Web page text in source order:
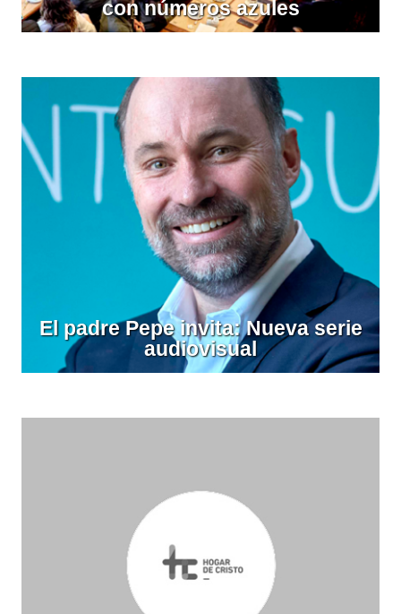
con números azules
El padre Pepe invita: Nueva serie
audiovisual